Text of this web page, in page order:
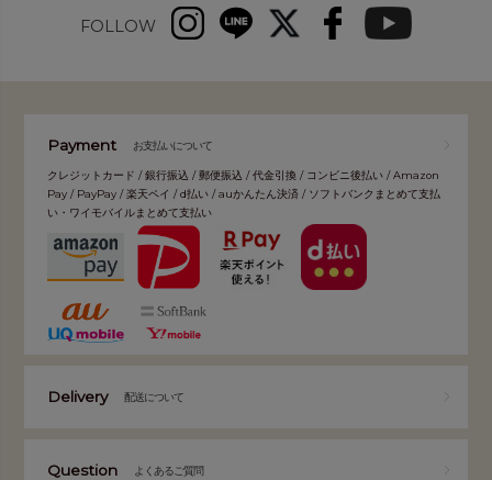
FOLLOW
Payment お支払いについて
クレジットカード / 銀行振込 / 郵便振込 / 代金引換 / コンビニ後払い / Amazon
Pay / PayPay / 楽天ペイ / d払い / auかんたん決済 / ソフトバンクまとめて支払
い・ワイモバイルまとめて支払い
Delivery 配送について
Question よくあるご質問